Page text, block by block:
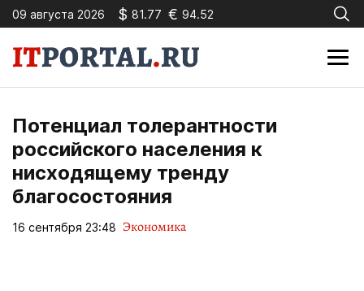
09 августа 2026 $ 81.77 € 94.52
Потенциал толерантности
российского населения к
нисходящему тренду
благосостояния
16 сентября 23:48 Экономика